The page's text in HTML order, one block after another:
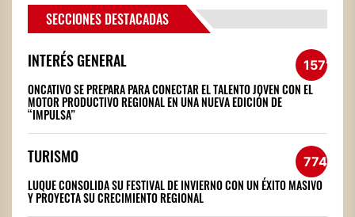
SECCIONES DESTACADAS
INTERÉS GENERAL 1571
ONCATIVO SE PREPARA PARA CONECTAR EL TALENTO JOVEN CON EL
MOTOR PRODUCTIVO REGIONAL EN UNA NUEVA EDICIÓN DE
“IMPULSA”
TURISMO 774
LUQUE CONSOLIDA SU FESTIVAL DE INVIERNO CON UN ÉXITO MASIVO
Y PROYECTA SU CRECIMIENTO REGIONAL